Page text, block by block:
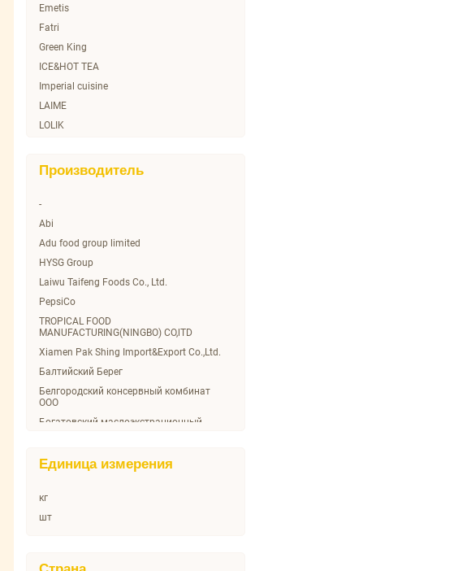
Emetis
Fatri
Green King
ICE&HOT TEA
Imperial cuisine
LAIME
LOLIK
MultiCook
O Sole mio
SUNFEEL
YAKIMAL
Арикон
Балтийский Берег
Бизнес Ланч
Богатовское золото
Вкусные Консервы
Горячая Штучка
ДЖАЗ
Дары Атлантиды
Домашкино
Еврофрут
Махеев
Производитель
-
Abi
Adu food group limited
HYSG Group
Laiwu Taifeng Foods Co., Ltd.
PepsiCo
TROPICAL FOOD
MANUFACTURING(NINGBO) CO,lTD
Xiamen Pak Shing Import&Export Co.,Ltd.
Балтийский Берег
Белгородский консервный комбинат
ООО
Богатовский маслоэкстрационный
Дамол
маслоэкстракционный завод"
Единица измерения
кг
шт